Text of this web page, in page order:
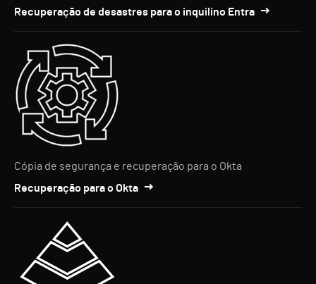
Recuperação de desastres para o inquilino Entra
Cópia de segurança e recuperação para o Okta
Recuperação para o Okta